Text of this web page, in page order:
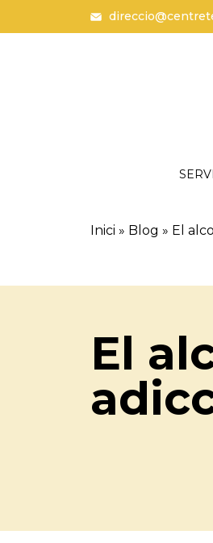
Inici » Blog » El
El